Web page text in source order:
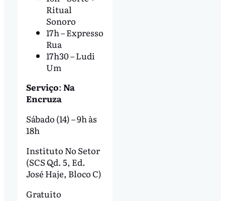
Ritual
Sonoro
17h – Expresso
Rua
17h30 – Ludi
Um
Serviço: Na
Encruza
Sábado (14) – 9h às
18h
Instituto No Setor
(SCS Qd. 5, Ed.
José Haje, Bloco C)
Gratuito